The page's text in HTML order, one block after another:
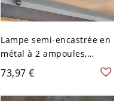
Lampe semi-encastrée en
métal à 2 ampoules,
finition bronze rustique,
luminaire de plafond
monté encastré en forme
73,97 €